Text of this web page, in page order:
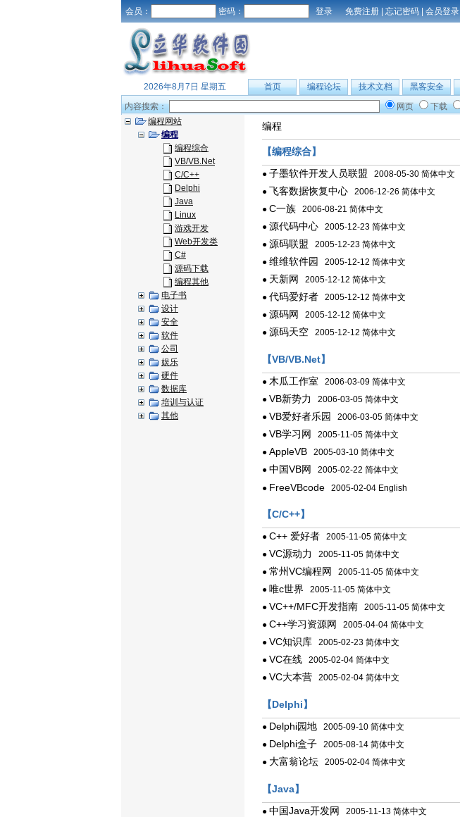
会员： 密码： 免费注册 | 忘记密码 | 会员登录
2026年8月7日 星期五 首页 编程论坛 技术文档 黑客安全
内容搜索：
网页 下载
编程网站
编程
编程综合
VB/VB.Net
C/C++
Delphi
Java
Linux
游戏开发
Web开发类
C#
源码下载
编程其他
电子书
设计
安全
软件
公司
娱乐
硬件
数据库
培训与认证
其他
编程
【编程综合】
● 子墨软件开发人员联盟 2008-05-30 简体中文
● 飞客数据恢复中心 2006-12-26 简体中文
● C一族 2006-08-21 简体中文
● 源代码中心 2005-12-23 简体中文
● 源码联盟 2005-12-23 简体中文
● 维维软件园
2005-12-12 简体中文
● 天新网 2005-12-12 简体中文
● 代码爱好者 2005-12-12 简体中文
● 源码网 2005-12-12 简体中文
● 源码天空 2005-12-12 简体中文
【VB/VB.Net】
● 木瓜工作室 2006-03-09 简体中文
● VB新势力
2006-03-05 简体中文
● VB爱好者乐园
2006-03-05 简体中文
● VB学习网 2005-11-05 简体中文
● AppleVB 2005-03-10 简体中文
● 中国VB网 2005-02-22 简体中文
● FreeVBcode 2005-02-04 English
【C/C++】
● C++ 爱好者 2005-11-05 简体中文
● VC源动力
2005-11-05 简体中文
● 常州VC编程网 2005-11-05 简体中文
● 唯c世界 2005-11-05 简体中文
● VC++/MFC开发指南 2005-11-05 简体中文
● C++学习资源网 2005-04-04 简体中文
● VC知识库 2005-02-23 简体中文
● VC在线 2005-02-04 简体中文
● VC大本营 2005-02-04 简体中文
【Delphi】
● Delphi园地 2005-09-10 简体中文
● Delphi盒子 2005-08-14 简体中文
● 大富翁论坛 2005-02-04 简体中文
【Java】
● 中国Java开发网 2005-11-13 简体中文